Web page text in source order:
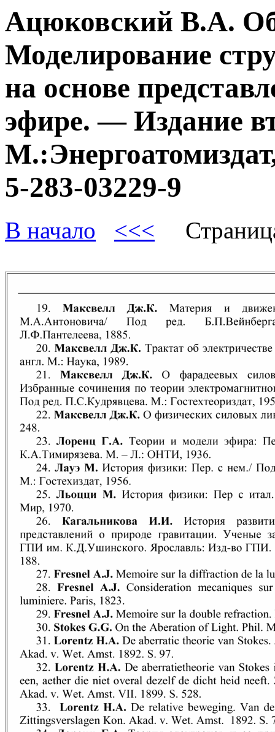
Ацюковский В.А.
Моделирование
на основе
эфире. — Издание
5-283-03229-9
В начало <<<